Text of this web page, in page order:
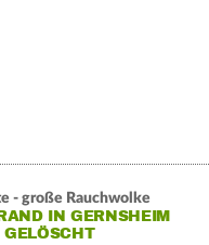
- große Rauchwolke
IN GERNSHEIM E